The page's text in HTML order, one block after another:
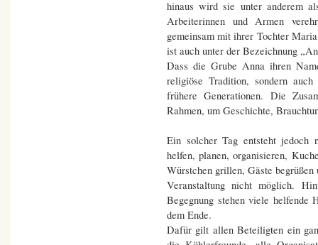
hinaus wird sie unter anderem
Arbeiterinnen und Armen
gemeinsam mit ihrer Tochter
ist auch unter der Bezeichnung
Dass die Grube Anna ihren
religiöse Tradition, sondern
frühere Generationen. Die
Rahmen, um Geschichte,
Ein solcher Tag entsteht
helfen, planen, organisieren,
Würstchen grillen, Gäste
Veranstaltung nicht möglich.
Begegnung stehen viele helfende
dem Ende.
Dafür gilt allen Beteiligten ein